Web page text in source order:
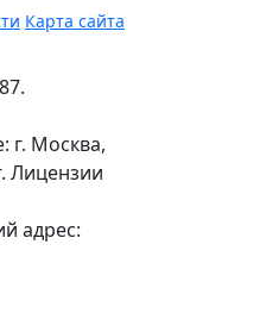
Карта сайта
г. Москва,
Лицензии
адрес: